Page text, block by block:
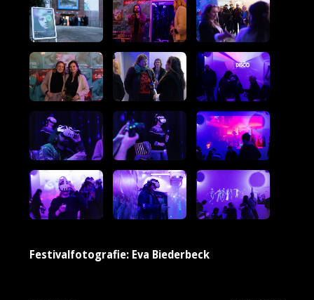
Festivalfotografie: Eva Biederbeck